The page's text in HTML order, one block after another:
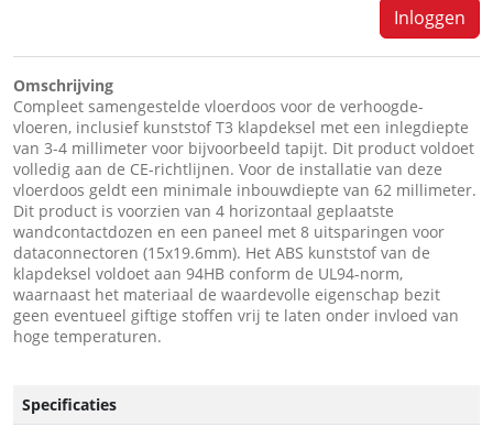
Inloggen
Omschrijving
Compleet samengestelde vloerdoos voor de verhoogde-
vloeren, inclusief kunststof T3 klapdeksel met een inlegdiepte
van 3-4 millimeter voor bijvoorbeeld tapijt. Dit product voldoet
volledig aan de CE-richtlijnen. Voor de installatie van deze
vloerdoos geldt een minimale inbouwdiepte van 62 millimeter.
Dit product is voorzien van 4 horizontaal geplaatste
wandcontactdozen en een paneel met 8 uitsparingen voor
dataconnectoren (15x19.6mm). Het ABS kunststof van de
klapdeksel voldoet aan 94HB conform de UL94-norm,
waarnaast het materiaal de waardevolle eigenschap bezit
geen eventueel giftige stoffen vrij te laten onder invloed van
hoge temperaturen.
Specificaties